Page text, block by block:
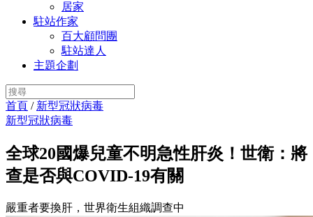
居家
駐站作家
百大顧問團
駐站達人
主題企劃
首頁 / 新型冠狀病毒
新型冠狀病毒
全球20國爆兒童不明急性肝炎！世衛：將
查是否與COVID-19有關
嚴重者要換肝，世界衛生組織調查中